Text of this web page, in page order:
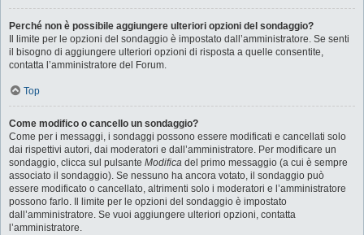
Perché non è possibile aggiungere ulteriori opzioni del sondaggio?
Il limite per le opzioni del sondaggio è impostato dall’amministratore. Se senti
il bisogno di aggiungere ulteriori opzioni di risposta a quelle consentite,
contatta l’amministratore del Forum.
Top
Come modifico o cancello un sondaggio?
Come per i messaggi, i sondaggi possono essere modificati e cancellati solo
dai rispettivi autori, dai moderatori e dall’amministratore. Per modificare un
sondaggio, clicca sul pulsante Modifica del primo messaggio (a cui è sempre
associato il sondaggio). Se nessuno ha ancora votato, il sondaggio può
essere modificato o cancellato, altrimenti solo i moderatori e l’amministratore
possono farlo. Il limite per le opzioni del sondaggio è impostato
dall’amministratore. Se vuoi aggiungere ulteriori opzioni, contatta
l’amministratore.